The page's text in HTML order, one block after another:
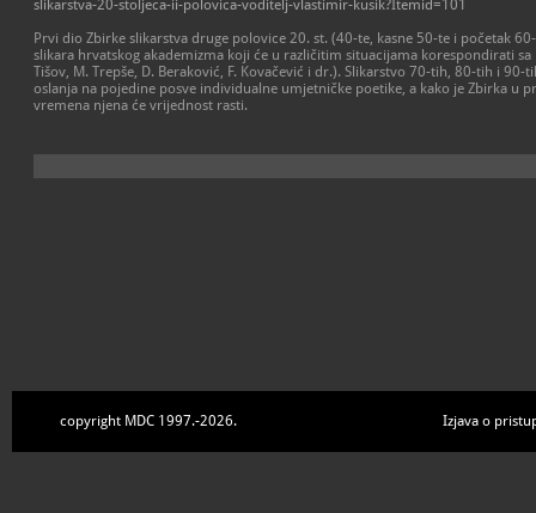
slikarstva-20-stoljeca-ii-polovica-voditelj-vlastimir-kusik?Itemid=101
Prvi dio Zbirke slikarstva druge polovice 20. st. (40-te, kasne 50-te i početak
slikara hrvatskog akademizma koji će u različitim situacijama korespondirati
Tišov, M. Trepše, D. Beraković, F. Kovačević i dr.). Slikarstvo 70-tih, 80-tih i 90-
oslanja na pojedine posve individualne umjetničke poetike, a kako je Zbirka u
vremena njena će vrijednost rasti.
copyright MDC 1997.-2026. Izjava o